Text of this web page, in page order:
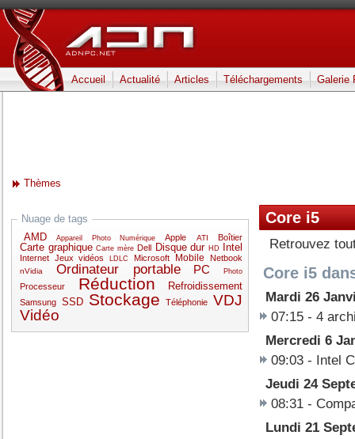
Accueil Actualité Articles Téléchargements Galerie
Thèmes
Core i5
Retrouvez
Core i5
Mardi 26
07:15 - 4
Mercredi 6
09:03 - Intel
Jeudi 24
08:31 -
Lundi 21
Nuage de tags
AMD Appareil Photo Numérique Apple ATI Boîtier
Carte graphique Carte mère Dell Disque dur HD Intel
Internet Jeux vidéos LDLC Microsoft Mobile Netbook
nVidia Ordinateur portable PC Photo
Processeur Réduction Refroidissement
Samsung SSD Stockage Téléphonie VDJ
Vidéo